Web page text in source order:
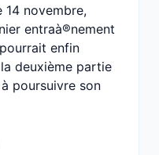
14 novembre,
entraà®nement
enfin
deuxième partie
poursuivre son